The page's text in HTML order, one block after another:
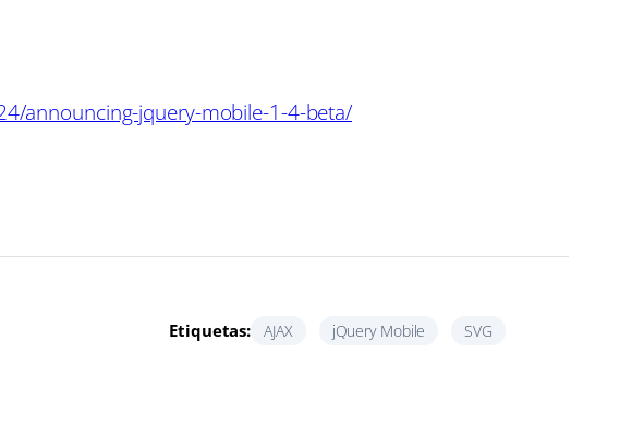
announcing-jquery-mobile-1-4-beta/
Etiquetas: AJAX jQuery Mobile SVG